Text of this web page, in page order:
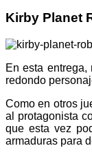
Kirby Planet
En esta entrega,
redondo
Como en otros
al protagonista
que esta vez
armaduras para